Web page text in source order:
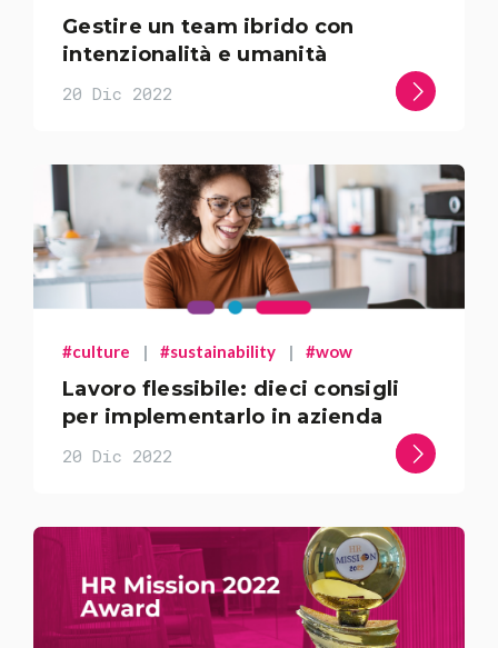
Gestire un team ibrido con
intenzionalità e umanità
20 Dic 2022
#culture | #sustainability | #wow
Lavoro flessibile: dieci consigli
per implementarlo in azienda
20 Dic 2022